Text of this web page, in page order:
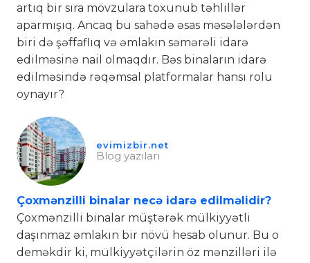
artıq bir sıra mövzulara toxunub təhlillər
aparmışıq. Ancaq bu sahədə əsas məsələlərdən
biri də şəffaflıq və əmlakın səmərəli idarə
edilməsinə nail olmaqdır. Bəs binaların idarə
edilməsində rəqəmsal platformalar hansı rolu
oynayır?
evimizbir.net
Blog yazıları
Çoxmənzilli binalar necə idarə edilməlidir?
Çoxmənzilli binalar müştərək mülkiyyətli
daşınmaz əmlakın bir növü hesab olunur. Bu o
deməkdir ki, mülkiyyətçilərin öz mənzilləri ilə